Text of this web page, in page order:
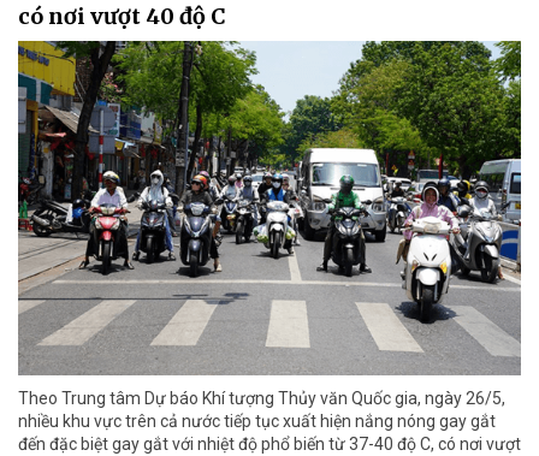
có nơi vượt 40 độ C
Theo Trung tâm Dự báo Khí tượng Thủy văn Quốc gia, ngày 26/5,
nhiều khu vực trên cả nước tiếp tục xuất hiện nắng nóng gay gắt
đến đặc biệt gay gắt với nhiệt độ phổ biến từ 37-40 độ C, có nơi vượt